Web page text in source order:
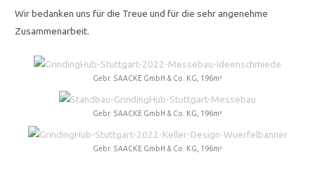
Wir bedanken uns für die Treue und für die sehr angenehme
Zusammenarbeit.
Gebr. SAACKE GmbH & Co. KG, 196m²
Gebr. SAACKE GmbH & Co. KG, 196m²
Gebr. SAACKE GmbH & Co. KG, 196m²